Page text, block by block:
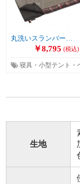
丸洗いスランバー…
￥8,795(税込)
寝具・小型テント・
生地